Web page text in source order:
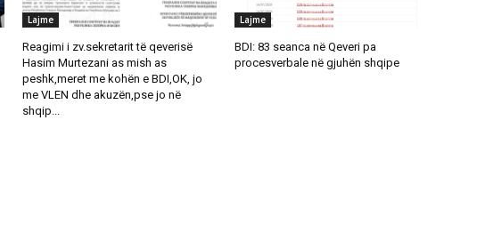
Lajme
Reagimi i zv.sekretarit të qeverisë
Hasim Murtezani as mish as
peshk,meret me kohën e BDI,OK, jo
me VLEN dhe akuzën,pse jo në
shqip...
Lajme
BDI: 83 seanca në Qeveri pa
procesverbale në gjuhën shqipe